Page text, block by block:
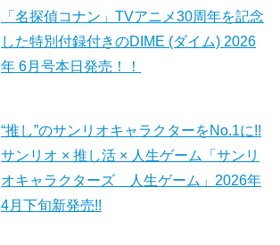
「名探偵コナン」TVアニメ30周年を記念
した特別付録付きのDIME (ダイム) 2026
年 6月号本日発売！！
“推し”のサンリオキャラクターをNo.1に!!
サンリオ × 推し活 × 人生ゲーム「サンリ
オキャラクターズ 人生ゲーム」2026年
4月下旬新発売!!